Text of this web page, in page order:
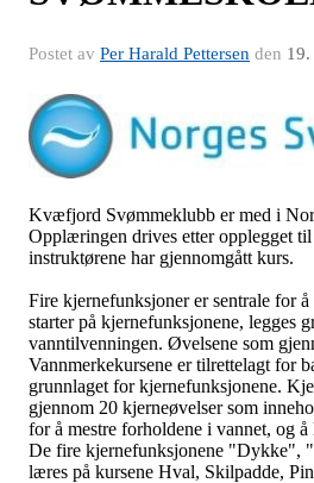
Postet av Per Harald Pettersen den
Kvæfjord Svømmeklubb er med i
Opplæringen drives etter opplegget
instruktørene har gjennomgått kurs.
Fire kjernefunksjoner er sentrale for
starter på kjernefunksjonene, legges
vanntilvenningen. Øvelsene som
Vannmerkekursene er tilrettelagt for
grunnlaget for kjernefunksjonene.
gjennom 20 kjerneøvelser som
for å mestre forholdene i vannet, og
De fire kjernefunksjonene
læres på kursene Hval, Skilpadde,